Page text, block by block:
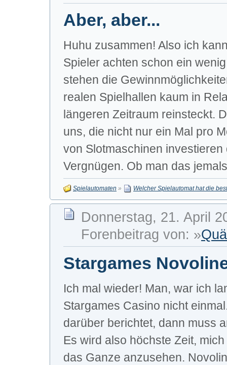
Aber, aber...
Huhu zusammen! Also ich
Spieler achten schon ein
stehen die
realen Spielhallen kaum in
längeren Zeitraum reinsteckt.
uns, die nicht nur ein Mal pro
von Slotmaschinen
Vergnügen. Ob man das
Spielautomaten » Welcher Spielautomat hat die
Donnerstag, 21. April
Forenbeitrag von: »
Stargames
Ich mal wieder! Man, war ich
Stargames Casino nicht
darüber berichtet, dann muss
Es wird also höchste Zeit,
das Ganze anzusehen.